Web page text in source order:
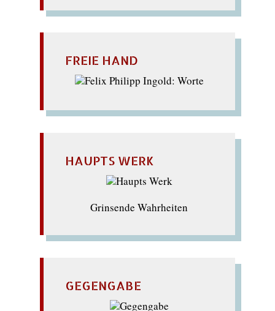
FREIE HAND
HAUPTS WERK
Grinsende Wahrheiten
GEGENGABE